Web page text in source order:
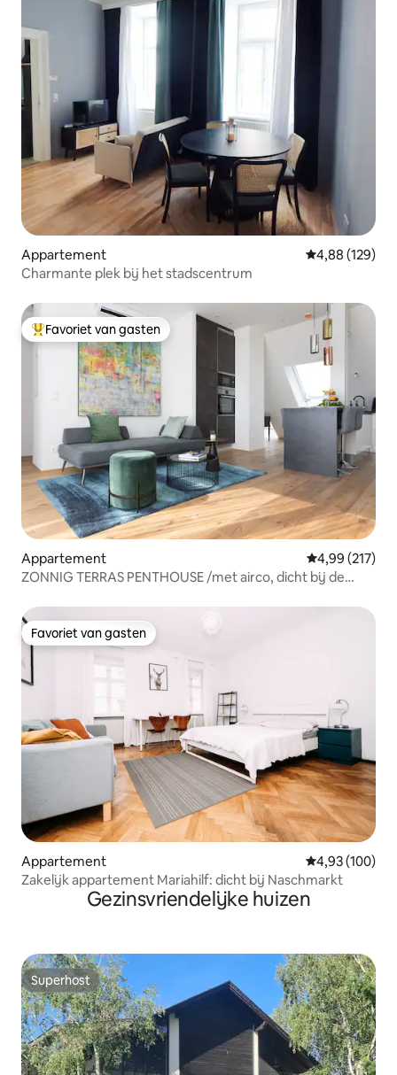
Appartement Gemiddelde
4,88 (129)
Charmante plek bij het stadscentrum
Topfavoriet van gasten
Favoriet van gasten
Appartement Gemiddelde
4,99 (217)
ZONNIG TERRAS PENTHOUSE /met airco, dicht bij de
Favoriet van gasten
Favoriet van gasten
Appartement Gemiddelde
4,93 (100)
Zakelijk appartement Mariahilf: dicht bij Naschmarkt
Gezinsvriendelijke huizen
Superhost
Superhost